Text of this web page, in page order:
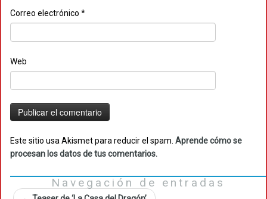
Correo electrónico *
Web
Este sitio usa Akismet para reducir el spam. Aprende cómo se
procesan los datos de tus comentarios.
Navegación de entradas